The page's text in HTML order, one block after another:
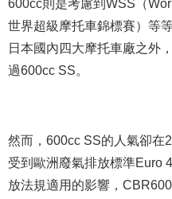
600cc則是考慮到WSS（
世界超級摩托車錦標賽）等
日本國內四大摩托車廠之外
過600cc SS。
然而，600cc SS的人氣卻在
受到歐洲廢氣排放標準Euro
放法規適用的影響，